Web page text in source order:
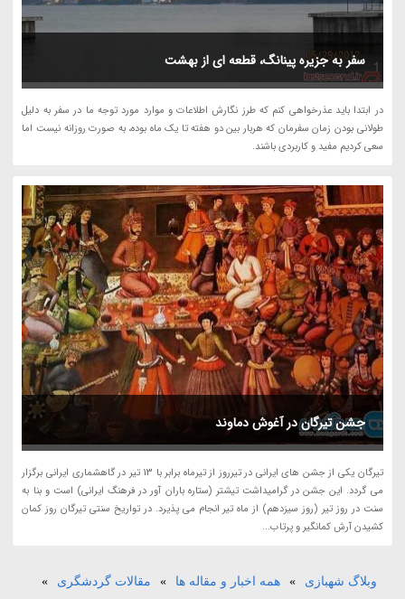
سفر به جزیره پینانگ، قطعه اى از بهشت
در ابتدا باید عذرخواهى کنم که طرز نگارش اطلاعات و موارد مورد توجه ما در سفر به دلیل
طولانى بودن زمان سفرمان که هربار بین دو هفته تا یک ماه بوده، به صورت روزانه نیست اما
سعى کردیم مفید و کاربردى باشند.
جشن تیرگان در آغوش دماوند
تیرگان یکی از جشن های ایرانی در تیرروز از تیرماه برابر با 13 تیر در گاهشماری ایرانی برگزار
می گردد. این جشن در گرامیداشت تیشتر (ستاره باران آور در فرهنگ ایرانی) است و بنا به
سنت در روز تیر (روز سیزدهم) از ماه تیر انجام می پذیرد. در تواریخ سنتی تیرگان روز کمان
کشیدن آرش کمانگیر و پرتاب...
وبلاگ شهبازی » همه اخبار و مقاله ها » مقالات گردشگری »